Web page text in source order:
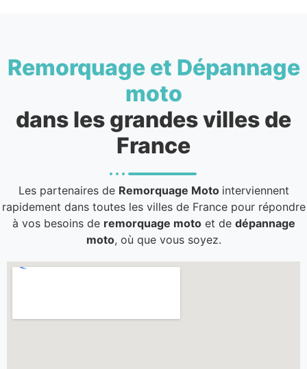
Remorquage et Dépannage
moto
dans les grandes villes de
France
Les partenaires de Remorquage Moto interviennent
rapidement dans toutes les villes de France pour répondre
à vos besoins de remorquage motoet de dépannage
moto, où que vous soyez.